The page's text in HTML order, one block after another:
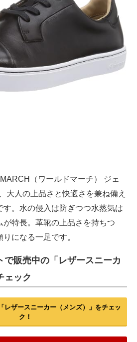
（ワールドマーチ） ジェ
大人の上品さと快適さを兼ね備え
す。水の侵入は防ぎつつ水蒸気は
が特長。革靴の上品さを持ちつ
になる一足です。
で販売中の「レザースニーカ
ェック
レザースニーカー（メンズ）」をチェッ
ク！